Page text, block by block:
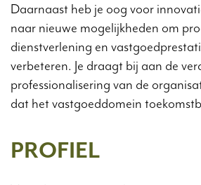
Daarnaast heb je oog voor
naar nieuwe mogelijkheden om
dienstverlening en
verbeteren. Je draagt bij aan de
professionalisering van de
dat het vastgoeddomein
PROFIEL